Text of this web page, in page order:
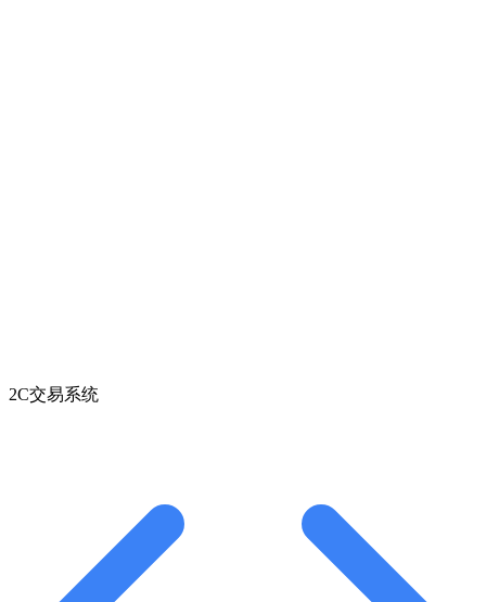
2C交易系统